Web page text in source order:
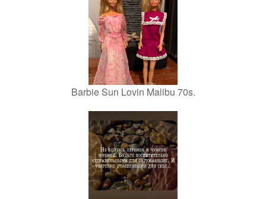
Barbie Sun Lovin Malibu 70s.